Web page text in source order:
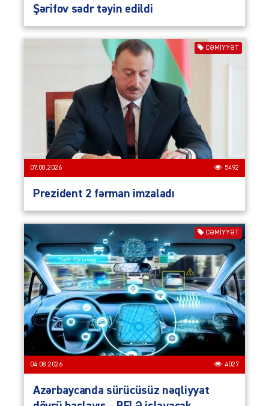
Şərifov sədr təyin edildi
CƏMIYYƏT
07.08.2026 5492
Prezident 2 fərman imzaladı
CƏMIYYƏT
04.08.2026 4027
Azərbaycanda sürücüsüz nəqliyyat